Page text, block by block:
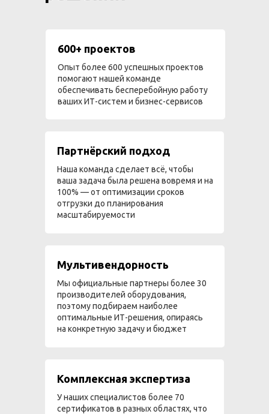
600+ проектов
Опыт более 600 успешных проектов
помогают нашей команде
обеспечивать бесперебойную работу
ваших ИТ-систем и бизнес-сервисов
Мультивендорность
Мы официальные партнеры более 30
производителей оборудования,
поэтому подбираем наиболее
оптимальные ИТ-решения, опираясь
на конкретную задачу и бюджет
Комплексная экспертиза
У наших специалистов более 70
сертификатов в разных областях, что
Партнёрский подход
Наша команда сделает всё, чтобы
ваша задача была решена вовремя и на
100% — от оптимизации сроков
отгрузки до планирования
масштабируемости